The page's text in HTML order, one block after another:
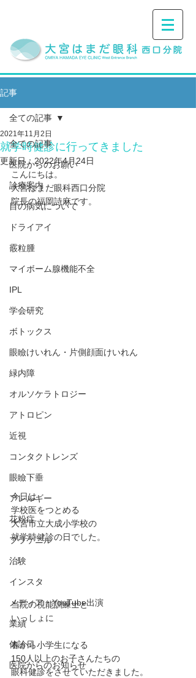
記事
全ての記事
医院からのお願い
診療案内
目の病気について
ドライアイ
霰粒腫
マイボーム腺機能不全
IPL
学会研究
ボトックス
眼瞼けいれん・片側顔面けいれん
緑内障
オルソケラトロジー
アトロピン
近視
コンタクトレンズ
眼瞼下垂
アレルギー
花粉症
プラケニル
治験
インスタ
メディア・YouTube出演
業績
休診日
医院からのお知らせ
全ての記事
就学時健診に行ってきました
2021年11月2日
更新日：2022年4月24日
こんにちは。
大宮はまだ眼科西口分院
院長の福岡詩麻です。
今日は
学校医をつとめる
大宮市立大成小学校の
就学時健診の日でした。
当院の視能訓練士と
いっしょに
春から小学生になる
150人以上のお子さんたちの
眼科健診をさせていただきました。